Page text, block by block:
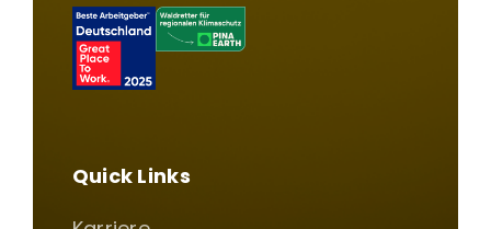
Quick Links